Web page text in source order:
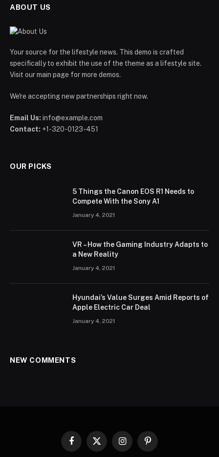
ABOUT US
Your source for the lifestyle news. This demo is crafted
specifically to exhibit the use of the theme as a lifestyle site.
Visit our main page for more demos.
We're accepting new partnerships right now.
Email Us: info@example.com
Contact: +1-320-0123-451
OUR PICKS
5 Things the Canon EOS R1 Needs to
Compete With the Sony A1
January 4, 2021
VR – How the Gaming Industry Adapts to
a New Reality
January 4, 2021
Hyundai’s Value Surges Amid Reports of
Apple Electric Car Deal
January 4, 2021
NEW COMMENTS
Facebook
X
InstagramPinterest